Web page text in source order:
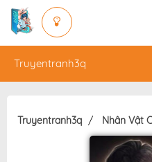
Truyentranh3q
Truyentranh3q Nhân Vật